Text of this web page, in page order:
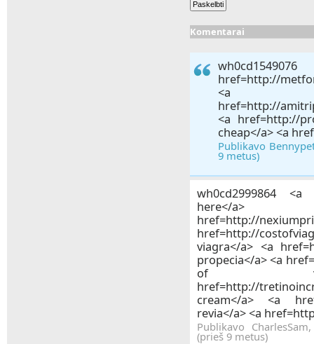
Komentarai
href=http://
<a
href=http://
<a href=http://
cheap</a> <a
Publikavo
9 metus)
wh0cd2999864 <a
href=http://
href=http://
viagra</a> <a
propecia</a> <a
of
href=http://
cream</a> <a
revia</a> <a
Publikavo
(prieš 9 metus)